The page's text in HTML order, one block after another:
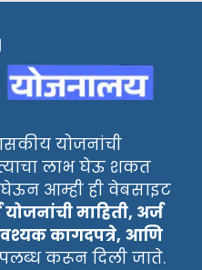
योजनांची
लाभ घेऊ शकत
घेऊन आम्ही ही वेबसाइट
माहिती, अर्ज
कागदपत्रे, आणि
करून दिली जाते.